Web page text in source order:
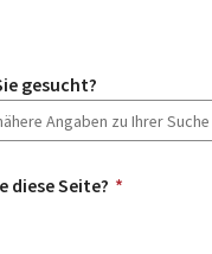
gesucht?
diese Seite? *